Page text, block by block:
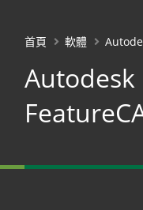
Autodesk
首頁 軟體